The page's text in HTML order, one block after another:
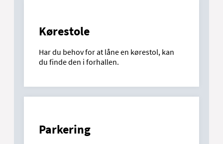
Kørestole
Har du behov for at låne en kørestol, kan
du finde den i forhallen.
Parkering